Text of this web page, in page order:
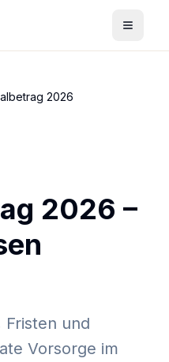
2026
2026 –
Fristen und
Vorsorge im